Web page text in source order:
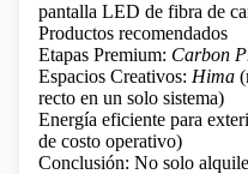
pantalla LED de fibra de
Productos recomendados
Etapas Premium: Carbon
Espacios Creativos: Hima
recto en un solo sistema)
Energía eficiente para
de costo operativo)
Conclusión: No solo